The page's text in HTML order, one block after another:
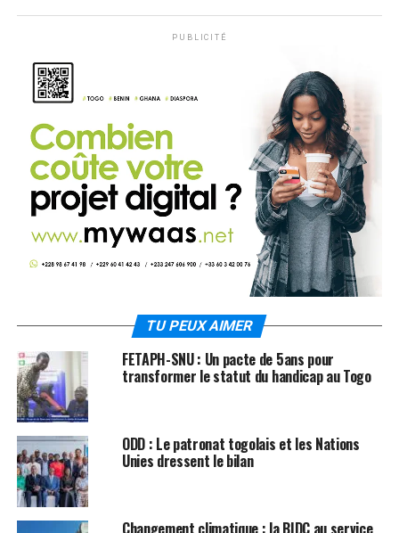
PUBLICITÉ
TU PEUX AIMER
FETAPH-SNU : Un pacte de 5ans pour
transformer le statut du handicap au Togo
ODD : Le patronat togolais et les Nations
Unies dressent le bilan
Changement climatique : la BIDC au service